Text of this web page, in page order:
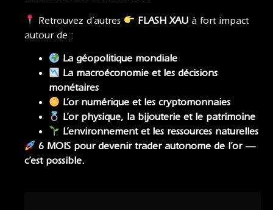
Retrouvez d’autres FLASH XAU à fort impact
autour de :
La géopolitique mondiale
La macroéconomie et les décisions
monétaires
L’or numérique et les cryptomonnaies
L’or physique, la bijouterie et le patrimoine
L’environnement et les ressources naturelles
6 MOIS pour devenir trader autonome de l’or —
c’est possible.